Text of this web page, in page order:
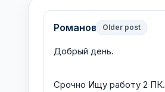
Романов Older post
Добрый день.
Срочно Ищу работу 2 ПК.